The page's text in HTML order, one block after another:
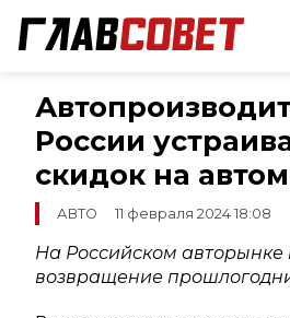
России
скидок на
АВТО 11 февраля 2024 18:08
На Российском авторынке
возвращение